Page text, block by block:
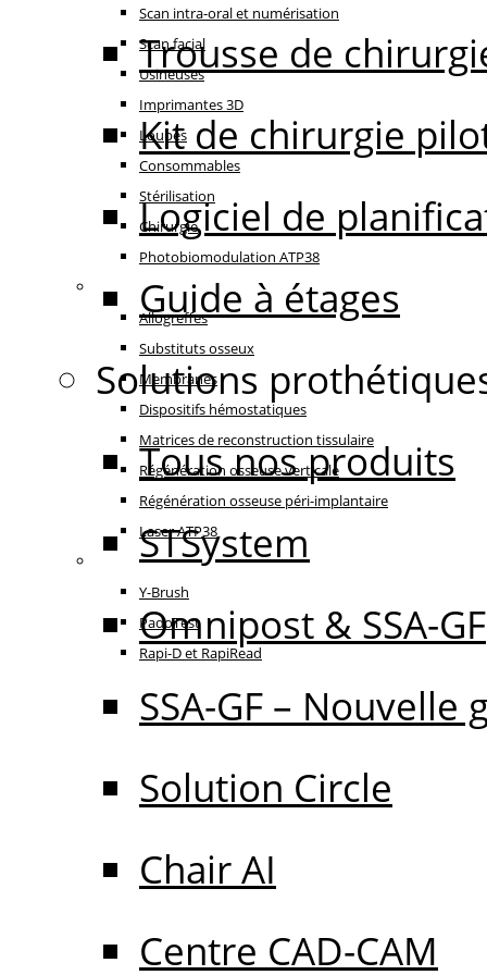
Scan intra-oral et numérisation
Scan facial
Usineuses
Imprimantes 3D
Loupes
Consommables
Stérilisation
Chirurgie
Photobiomodulation ATP38
Régénération
Allogreffes
Substituts osseux
Membranes
Dispositifs hémostatiques
Matrices de reconstruction tissulaire
Régénération osseuse verticale
Régénération osseuse péri-implantaire
Laser ATP38
Oral Care
Y-Brush
PadoTest
Rapi-D et RapiRead
Trousse de
Kit de chirurgie
Logiciel de
Guide à étages
Solutions
Tous nos produits
STSystem
Omnipost & SSA-GF
SSA-GF – Nouvelle
Solution Circle
Chair AI
Centre CAD-CAM